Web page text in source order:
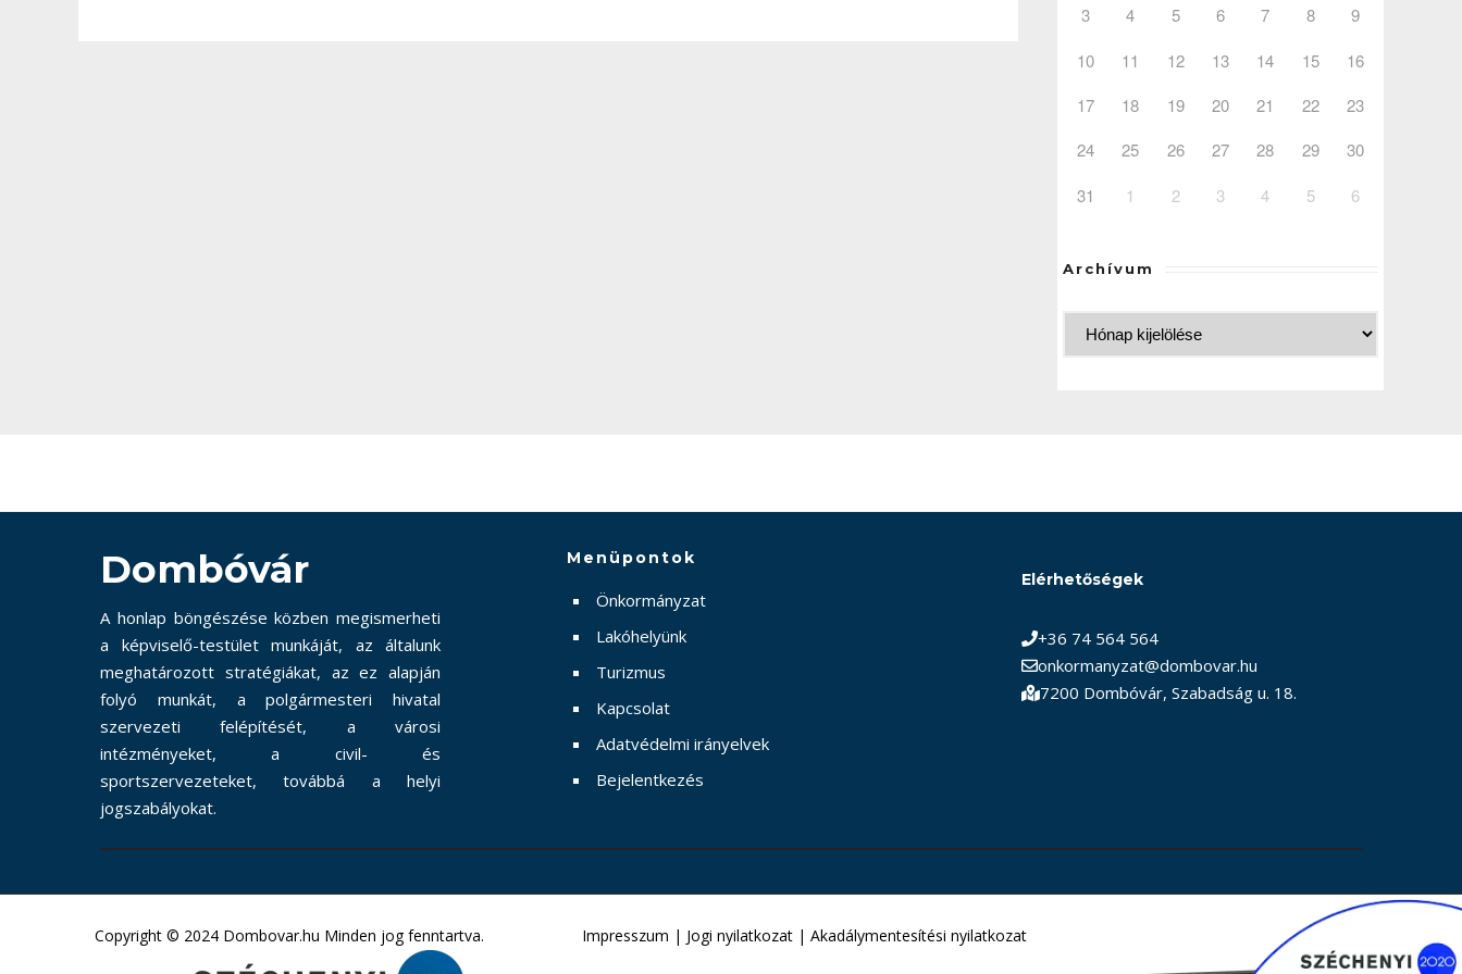
3
4 5 6 7 8
9
10
11 12 13 14 15
16
17
18 19 20 21 22
23
24
25 26 27 28 29
30
31
1 2 3 4 5 6
Archívum
Dombóvár
A honlap böngészése közben megismerheti
a képviselő-testület munkáját, az általunk
meghatározott stratégiákat, az ez alapján
folyó munkát, a polgármesteri hivatal
szervezeti felépítését, a városi
intézményeket, a civil- és
sportszervezeteket, továbbá a helyi
jogszabályokat.
Menüpontok
Önkormányzat
Lakóhelyünk
Turizmus
Kapcsolat
Adatvédelmi irányelvek
Bejelentkezés
Elérhetőségek
+36 74 564 564
onkormanyzat@dombovar.hu
7200 Dombóvár, Szabadság u. 18.
Copyright © 2024 Dombovar.hu Minden jog fenntartva. Impresszum | Jogi nyilatkozat | Akadálymentesítési nyilatkozat